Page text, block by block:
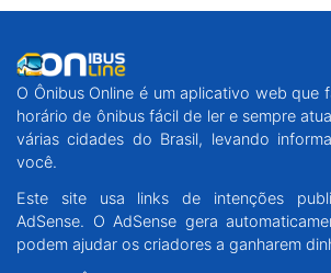
O Ônibus Online é um aplicativo web que
horário de ônibus fácil de ler e sempre
várias cidades do Brasil, levando
você.
Este site usa links de intenções
AdSense. O AdSense gera
podem ajudar os criadores a ganharem